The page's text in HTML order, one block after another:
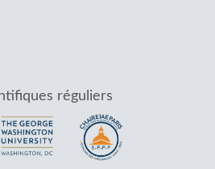
réguliers